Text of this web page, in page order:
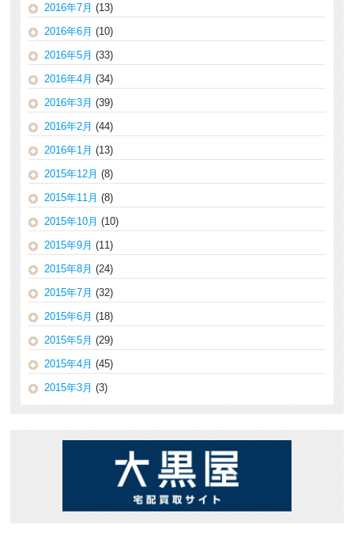
2016年7月 (13)
2016年6月 (10)
2016年5月 (33)
2016年4月 (34)
2016年3月 (39)
2016年2月 (44)
2016年1月 (13)
2015年12月 (8)
2015年11月 (8)
2015年10月 (10)
2015年9月 (11)
2015年8月 (24)
2015年7月 (32)
2015年6月 (18)
2015年5月 (29)
2015年4月 (45)
2015年3月 (3)